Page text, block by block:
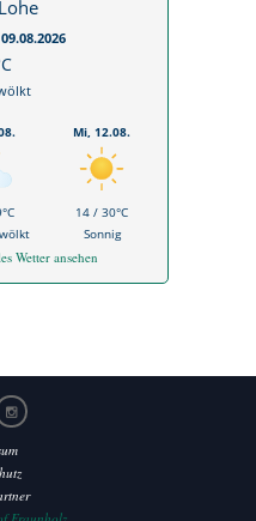
Mi, 12.08.
14 / 30°C
Sonnig
Wetter ansehen